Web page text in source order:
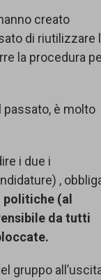
creato
di riutilizzare
la procedura
passato, è molto
i due i
,
(al
da tutti
gruppo